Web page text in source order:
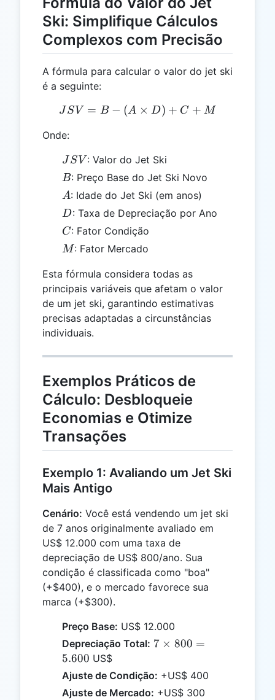
Ski: Simplifique Cálculos
Complexos com Precisão
A fórmula para calcular o valor do jet ski
é a seguinte:
JSV = B - (A \times D) +
JSV = B − (A × D) + C + M
Onde:
JSV
JSV : Valor do Jet Ski
B
B: Preço Base do Jet Ski Novo
A
A: Idade do Jet Ski (em anos)
D
D: Taxa de Depreciação por Ano
C
C: Fator Condição
M
M: Fator Mercado
Esta fórmula considera todas as
principais variáveis ​​que afetam o valor
de um jet ski, garantindo estimativas
precisas adaptadas a circunstâncias
individuais.
Exemplos Práticos de
Cálculo: Desbloqueie
Economias e Otimize
Transações
Exemplo 1: Avaliando um Jet Ski
Mais Antigo
Cenário: Você está vendendo um jet ski
de 7 anos originalmente avaliado em
US$ 12.000 com uma taxa de
depreciação de US$ 800/ano. Sua
condição é classificada como "boa"
(+$400), e o mercado favorece sua
marca (+$300).
Preço Base: US$ 12.000
Depreciação Total: 7
800 =
5.600
7 × 800 =
5.600 US$
Ajuste de Condição: +US$ 400
Ajuste de Mercado: +US$ 300